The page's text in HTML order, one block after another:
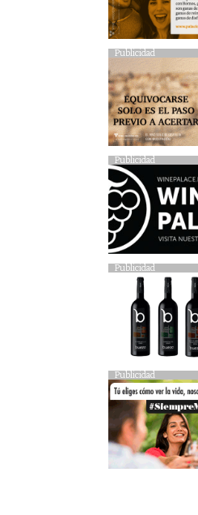
Publicidad
Publicidad
Publicidad
Publicidad